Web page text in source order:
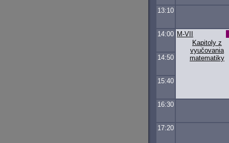
13:10
14:00
Kapitoly z
vyučovania
matematiky
M-VII
14:50
15:40
16:30
17:20